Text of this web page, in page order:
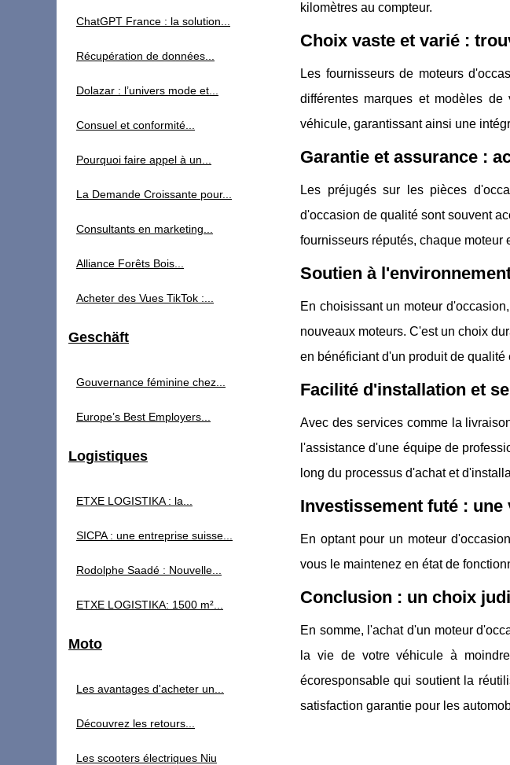
kilomètres au compteur.
Choix vaste et varié :
Les fournisseurs de moteurs
différentes marques et modèles
véhicule, garantissant ainsi une
Garantie et assurance :
Les préjugés sur les pièces
d'occasion de qualité sont souvent
fournisseurs réputés, chaque moteur
Soutien à
En choisissant un moteur
nouveaux moteurs. C'est un choix
en bénéficiant d'un produit de qualité
Facilité d'installation et
Avec des services comme la
l'assistance d'une équipe de
long du processus d'achat et
Investissement futé :
En optant pour un moteur
vous le maintenez en état de
Conclusion : un choix
En somme, l'achat d'un moteur
la vie de votre véhicule à
écoresponsable qui soutient la
satisfaction garantie pour les
ChatGPT France : la solution...
Récupération de données...
Dolazar : l’univers mode et...
Consuel et conformité...
Pourquoi faire appel à un...
La Demande Croissante pour...
Consultants en marketing...
Alliance Forêts Bois...
Acheter des Vues TikTok :...
Geschäft
Gouvernance féminine chez...
Europe’s Best Employers...
Logistiques
ETXE LOGISTIKA : la...
SICPA : une entreprise suisse...
Rodolphe Saadé : Nouvelle...
ETXE LOGISTIKA: 1500 m²...
Moto
Les avantages d'acheter un...
Découvrez les retours...
Les scooters électriques Niu